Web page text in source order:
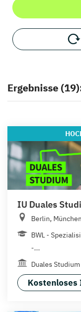
Ergebnisse
IU Duales
Berlin,
BWL -
-...
Duales Studium